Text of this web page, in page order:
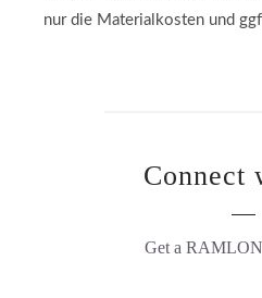
nur die Materialkosten und
Connect
Get a